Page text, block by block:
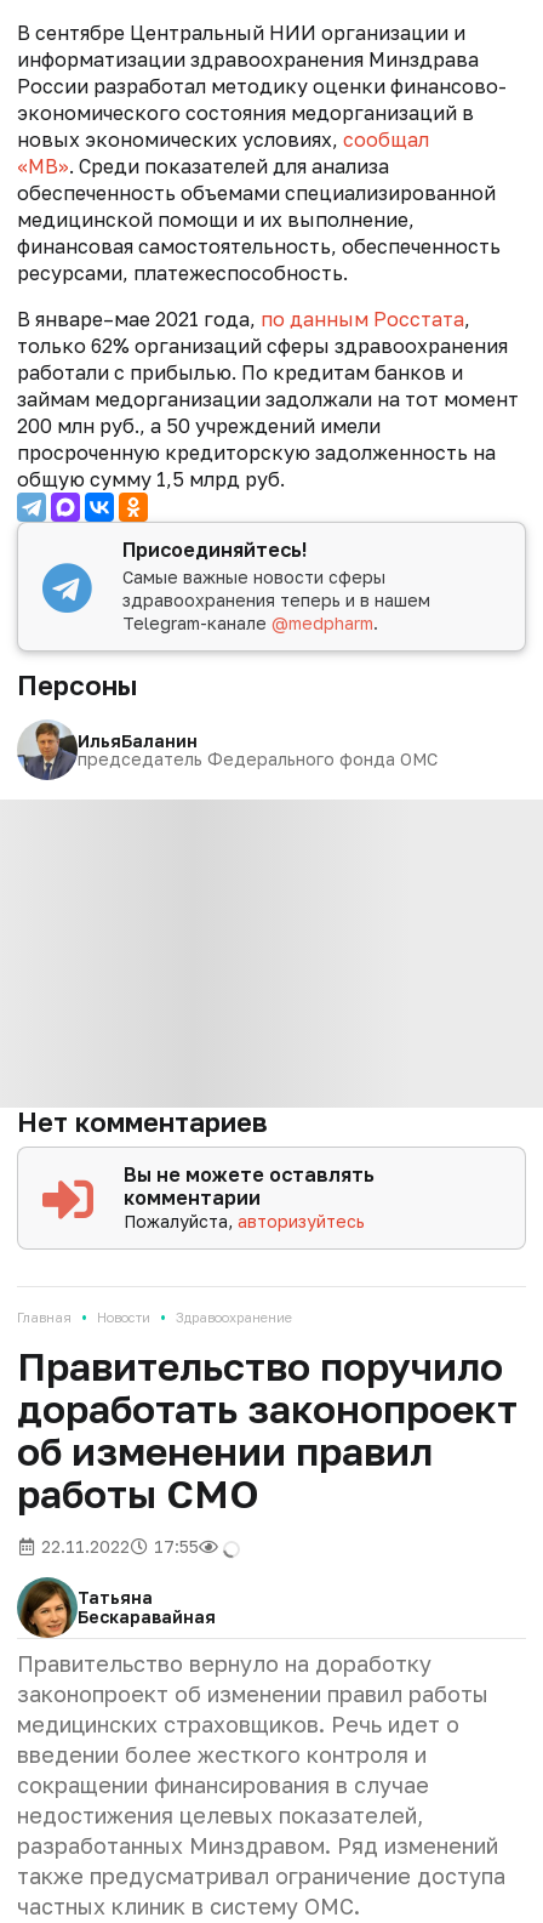
В сентябре Центральный НИИ организации и
информатизации здравоохранения Минздрава
России разработал методику оценки финансово-
экономического состояния медорганизаций в
новых экономических условиях, сообщал
«МВ». Среди показателей для анализа
обеспеченность объемами специализированной
медицинской помощи и их выполнение,
финансовая самостоятельность, обеспеченность
ресурсами, платежеспособность.
В январе–мае 2021 года, по данным Росстата,
только 62% организаций сферы здравоохранения
работали с прибылью. По кредитам банков и
займам медорганизации задолжали на тот момент
200 млн руб., а 50 учреждений имели
просроченную кредиторскую задолженность на
общую сумму 1,5 млрд руб.
Присоединяйтесь!
Самые важные новости сферы
здравоохранения теперь и в нашем
Telegram-канале@medpharm.
Персоны
ИльяБаланин
председатель Федерального фонда ОМС
Нет комментариев
Вы не можете оставлять
комментарии
Пожалуйста,авторизуйтесь
Главная • Новости • Здравоохранение
Правительство поручило
доработать законопроект
об изменении правил
работы СМО
22.11.2022 17:55
Татьяна
Бескаравайная
Правительство вернуло на доработку
законопроект об изменении правил работы
медицинских страховщиков. Речь идет о
введении более жесткого контроля и
сокращении финансирования в случае
недостижения целевых показателей,
разработанных Минздравом. Ряд изменений
также предусматривал ограничение доступа
частных клиник в систему ОМС.